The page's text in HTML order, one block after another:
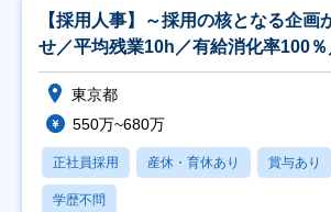
【採用人事】～採用の核となる企画
せ／平均残業10h／有給消化率100
～
東京都
550万~680万
正社員採用 産休・育休あり 賞与あり
学歴不問